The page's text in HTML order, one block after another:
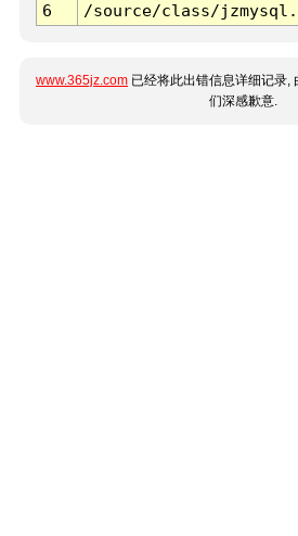
6
/source/class/
www.365jz.com 已经将此出错信息详细记录,
们深感歉意.